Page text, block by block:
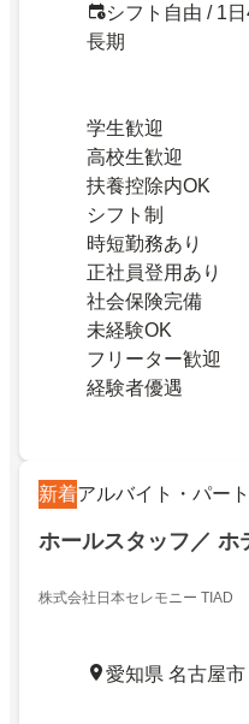
シフト自由 / 1
長期
学生歓迎
高校生歓迎
扶養控除内OK
シフト制
時短勤務あり
正社員登用あり
社会保険完備
未経験OK
フリーター歓迎
経験者優遇
新着アルバイト・パート
ホールスタッフ／ ホ
株式会社日本セレモニー TIAD
愛知県 名古屋